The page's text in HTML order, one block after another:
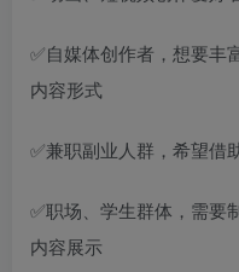
✅自媒体创作者，想要丰
内容形式
✅兼职副业人群，希望借
✅职场、学生群体，需要
内容展示